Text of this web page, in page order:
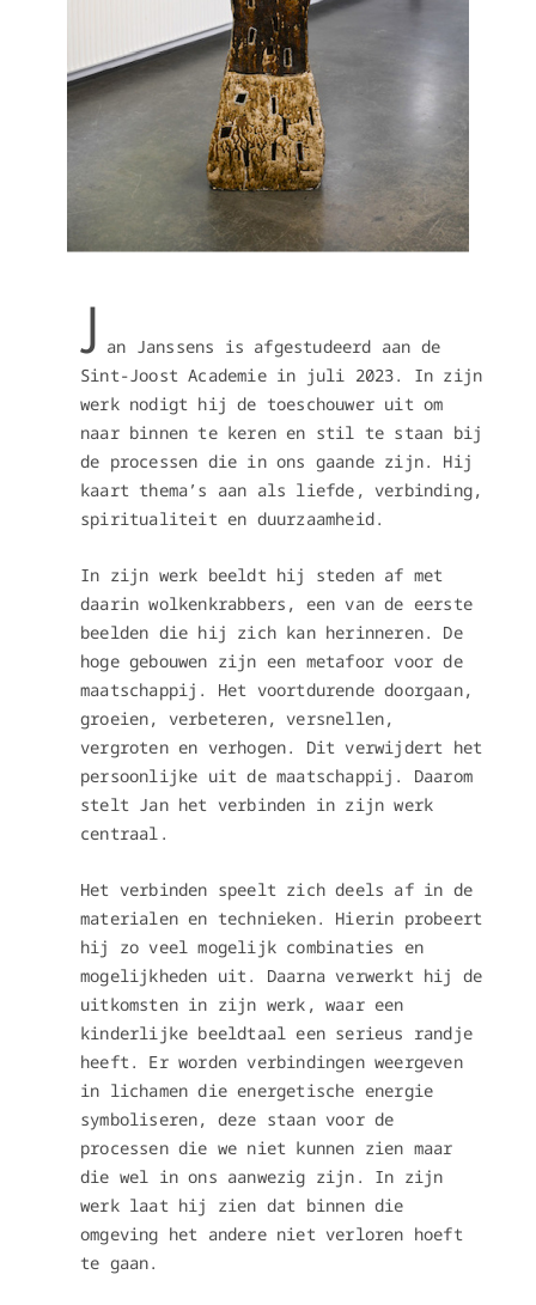
J an Janssens is afgestudeerd aan de
Sint-Joost Academie in juli 2023. In zijn
werk nodigt hij de toeschouwer uit om
naar binnen te keren en stil te staan bij
de processen die in ons gaande zijn. Hij
kaart thema’s aan als liefde, verbinding,
spiritualiteit en duurzaamheid.
In zijn werk beeldt hij steden af met
daarin wolkenkrabbers, een van de eerste
beelden die hij zich kan herinneren. De
hoge gebouwen zijn een metafoor voor de
maatschappij. Het voortdurende doorgaan,
groeien, verbeteren, versnellen,
vergroten en verhogen. Dit verwijdert het
persoonlijke uit de maatschappij. Daarom
stelt Jan het verbinden in zijn werk
centraal.
Het verbinden speelt zich deels af in de
materialen en technieken. Hierin probeert
hij zo veel mogelijk combinaties en
mogelijkheden uit. Daarna verwerkt hij de
uitkomsten in zijn werk, waar een
kinderlijke beeldtaal een serieus randje
heeft. Er worden verbindingen weergeven
in lichamen die energetische energie
symboliseren, deze staan voor de
processen die we niet kunnen zien maar
die wel in ons aanwezig zijn. In zijn
werk laat hij zien dat binnen die
omgeving het andere niet verloren hoeft
te gaan.